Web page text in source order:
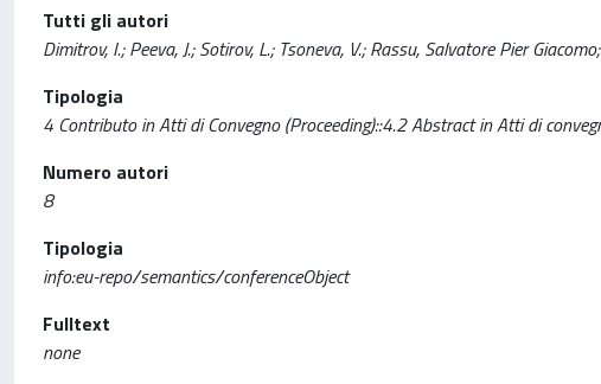
Tutti gli autori
Dimitrov, I.; Peeva, J.; Sotirov, L.; Tsoneva, V.; Rassu, Salvatore Pier
Tipologia
4 Contributo in Atti di Convegno (Proceeding)::4.2 Abstract in Atti di
Numero autori
8
Tipologia
info:eu-repo/semantics/conferenceObject
Fulltext
none